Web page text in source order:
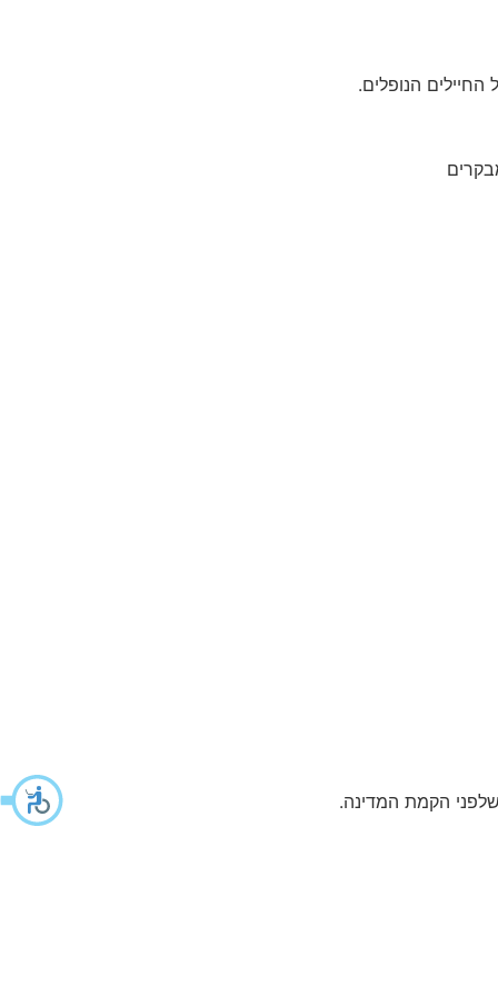
הנופלים.